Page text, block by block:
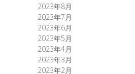
2023年8月
2023年7月
2023年6月
2023年5月
2023年4月
2023年3月
2023年2月